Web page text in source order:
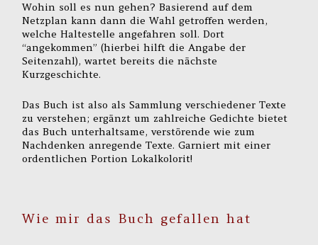
Wohin soll es nun gehen? Basierend auf dem
Netzplan kann dann die Wahl getroffen werden,
welche Haltestelle angefahren soll. Dort
“angekommen” (hierbei hilft die Angabe der
Seitenzahl), wartet bereits die nächste
Kurzgeschichte.
Das Buch ist also als Sammlung verschiedener Texte
zu verstehen; ergänzt um zahlreiche Gedichte bietet
das Buch unterhaltsame, verstörende wie zum
Nachdenken anregende Texte. Garniert mit einer
ordentlichen Portion Lokalkolorit!
Wie mir das Buch gefallen hat